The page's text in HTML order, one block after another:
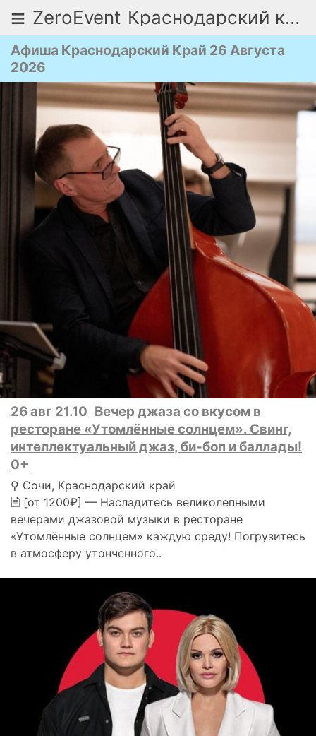
≡ ZeroEvent Краснодарский край
Афиша Краснодарский Край 26 Августа
2026
26 авг 21.10 Вечер джаза со вкусом в
ресторане «Утомлённые солнцем». Свинг,
интеллектуальный джаз, би-боп и баллады!
0+
⚲ Сочи, Краснодарский край
🗎 [от 1200₽] — Насладитесь великолепными
вечерами джазовой музыки в ресторане
«Утомлённые солнцем» каждую среду! Погрузитесь
в атмосферу утонченного..